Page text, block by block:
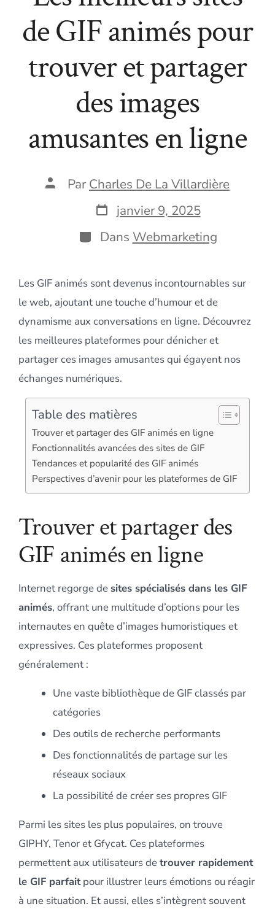
de GIF animés pour
trouver et partager
des images
amusantes en ligne
Auteur
publication
ParCharles De La Villardière
Date
de
publication
janvier 9, 2025
Catégories
Dans Webmarketing
Les GIF animés sont devenus incontournables sur
le web, ajoutant une touche d’humour et de
dynamisme aux conversations en ligne. Découvrez
les meilleures plateformes pour dénicher et
partager ces images amusantes qui égayent nos
échanges numériques.
Table des matières
Trouver et partager des GIF animés en ligne
Fonctionnalités avancées des sites de GIF
Tendances et popularité des GIF animés
Perspectives d’avenir pour les plateformes de GIF
Trouver et partager des
GIF animés en ligne
Internet regorge de sites spécialisés dans les GIF
animés, offrant une multitude d’options pour les
internautes en quête d’images humoristiques et
expressives. Ces plateformes proposent
généralement :
Une vaste bibliothèque de GIF classés par
catégories
Des outils de recherche performants
Des fonctionnalités de partage sur les
réseaux sociaux
La possibilité de créer ses propres GIF
Parmi les sites les plus populaires, on trouve
GIPHY, Tenor et Gfycat. Ces plateformes
permettent aux utilisateurs detrouver rapidement
le GIF parfaitpour illustrer leurs émotions ou réagir
à une situation. Et aussi, elles s’intègrent souvent